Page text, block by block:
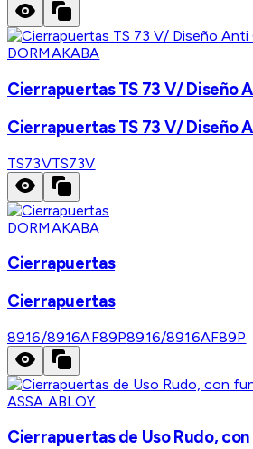
DORMAKABA
Cierrapuertas TS 73 V/ Diseño
Cierrapuertas TS 73 V/ Diseño
TS73VTS73V
DORMAKABA
Cierrapuertas
Cierrapuertas
8916/8916AF89P8916/8916AF89P
ASSA ABLOY
Cierrapuertas de Uso Rudo,